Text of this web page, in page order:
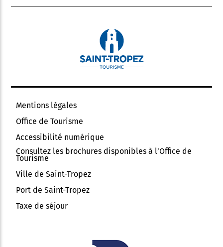
Mentions légales
Office de Tourisme
Accessibilité numérique
Consultez les brochures disponibles à l’Office de
Tourisme
Ville de Saint-Tropez
Port de Saint-Tropez
Taxe de séjour